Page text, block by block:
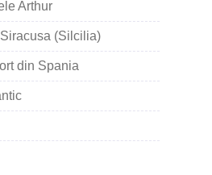
Arthur
(Silcilia)
din Spania